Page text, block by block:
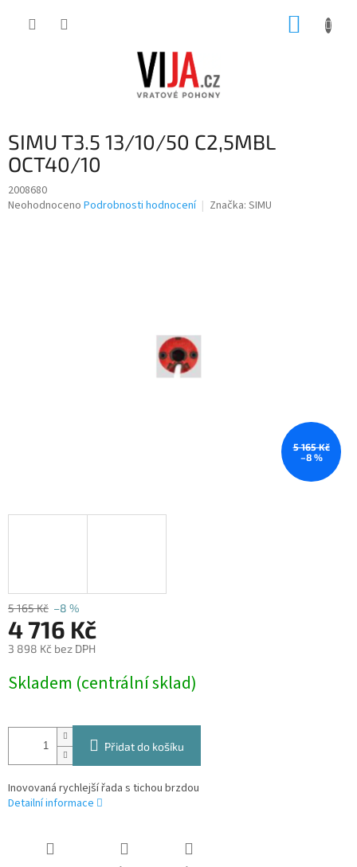
SIMU T3.5 13/10/50 C2,5MBL
OCT40/10
2008680
Průměrné
Neohodnoceno Podrobnosti hodnocení Značka: SIMU
5 165 Kč
–8 %
5 165 Kč –8 %
4 716 Kč
3 898 Kč bez DPH
cena:
Skladem (centrální sklad)
Přidat do košíku
Inovovaná rychlejší řada s tichou brzdou
Detailní informace